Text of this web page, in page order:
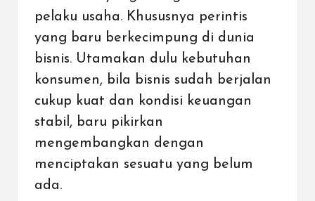
pelaku usaha. Khususnya perintis
yang baru berkecimpung di dunia
bisnis. Utamakan dulu kebutuhan
konsumen, bila bisnis sudah berjalan
cukup kuat dan kondisi keuangan
stabil, baru pikirkan
mengembangkan dengan
menciptakan sesuatu yang belum
ada.